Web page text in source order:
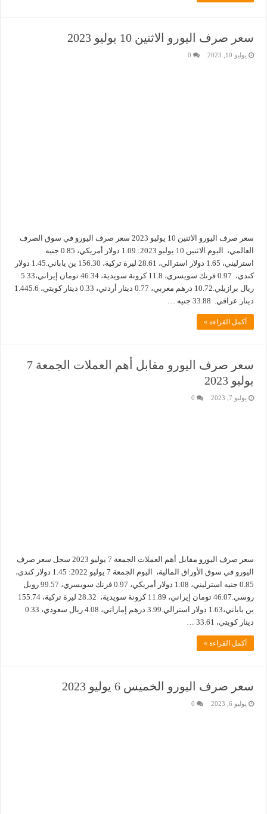
سعر صرف اليورو الاثنين 10 يوليو 2023
يوليو 10, 2023 0
سعر صرف اليورو الاثنين 10 يوليو 2023 سعر صرف اليورو في سوق الصرف
العالمي، اليوم الاثنين 10 يوليو 2023: 1.09 دولار أمريكي، 0.85 جنيه
استرليني، 1.65 دولار استرالي، 28.61 ليرة تركية، 156.30 ين ياباني.1.45 دولار
كندي، 0.97 فرنك سويسري، 11.8 كرونة سويدية، 46.34 تومان إيراني،5.33
ريال برازيلي.10.72 درهم مغربي، 0.77 دينار أردني، 0.33 دينار كويتي، 1.445.6
دينار عراقي. 33.88 جنيه …
أكمل القراءة »
سعر صرف اليورو مقابل أهم العملات الجمعة 7
يوليو 2023
يوليو 7, 2023 0
سعر صرف اليورو مقابل أهم العملات الجمعة 7 يوليو 2023 سجل سعر صرف
اليورو في سوق الأوراق المالية، اليوم الجمعة 7 يوليو 2022: 1.45 دولار كندي،
0.85 جنيه استرليني، 1.08 دولار أمريكي، 0.97 فرنك سويسري، 99.57 روبل
روسي.46.07 تومان إيراني، 11.89 كرونة سويدية، 28.32 ليرة تركية، 155.74
ين ياباني،1.63 دولار استرالي.3.99 درهم إماراتي، 4.08 ريال سعودي، 0.33
دينار كويتي، 33.61 …
أكمل القراءة »
سعر صرف اليورو الخميس 6 يوليو 2023
يوليو 6, 2023 0